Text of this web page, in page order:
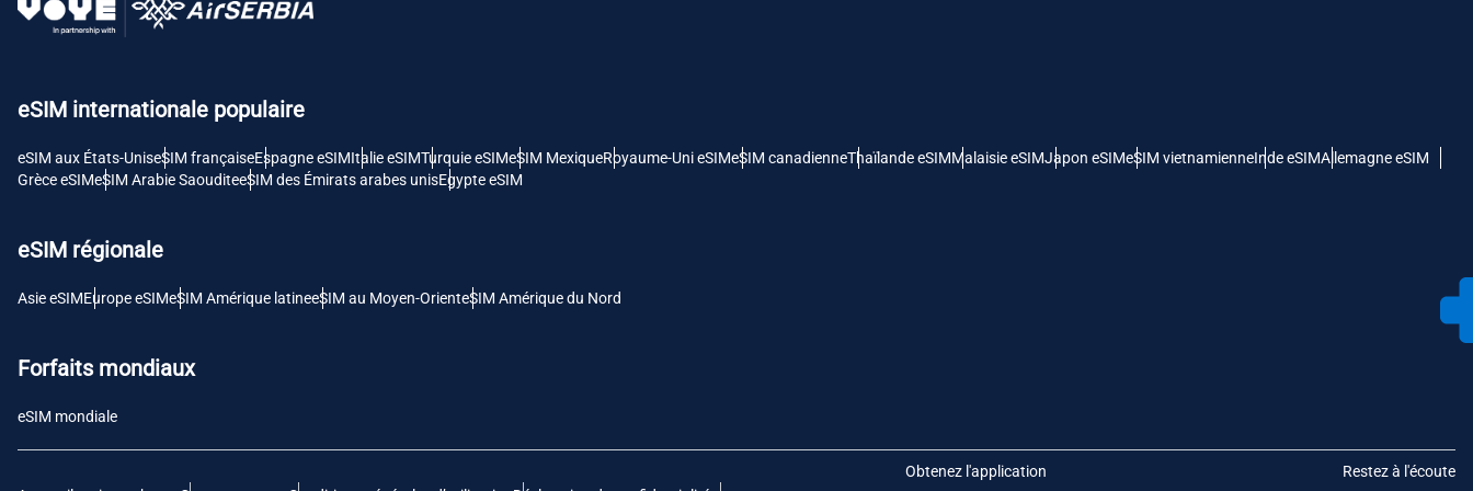
eSIM internationale populaire
eSIM aux États-UniseSIM françaiseEspagne eSIMItalie eSIMTurquie eSIMeSIM MexiqueRoyaume-Uni eSIMeSIM canadienneThaïlande eSIMMalaisie eSIMJapon eSIMeSIM vietnamienneInde eSIMAllemagne eSIM
Grèce eSIMeSIM Arabie SaouditeeSIM des Émirats arabes unisEgypte eSIM
eSIM régionale
Asie eSIMEurope eSIMeSIM Amérique latineeSIM au Moyen-OrienteSIM Amérique du Nord
Forfaits mondiaux
eSIM mondiale
Obtenez l'application Restez à l'écoute
Deutsch